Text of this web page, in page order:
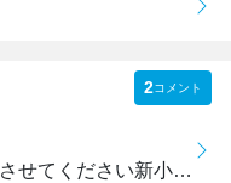
2コメント
市進の経験者・先輩方へのご質問させてください新小5として入...